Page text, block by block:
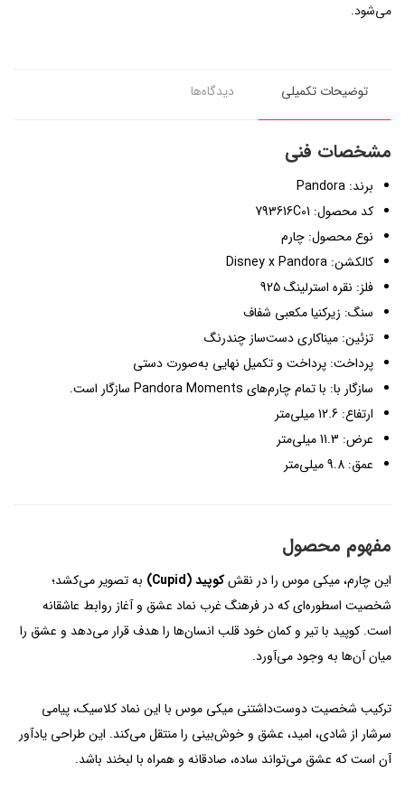
می‌شود.
توضیحات تکمیلی دیدگاه‌ها
مشخصات فنی
برند: Pandora
کد محصول: 793616C01
نوع محصول: چارم
کالکشن: Disney x Pandora
فلز: نقره استرلینگ 925
سنگ: زیرکنیا مکعبی شفاف
تزئین: میناکاری دست‌ساز چندرنگ
پرداخت: پرداخت و تکمیل نهایی به‌صورت دستی
سازگار با: با تمام چارم‌های Pandora Moments سازگار است.
ارتفاع: 12.6 میلی‌متر
عرض: 11.3 میلی‌متر
عمق: 9.8 میلی‌متر
مفهوم محصول
این چارم، میکی موس را در نقشکوپید (Cupid)
به تصویر می‌کشد؛
شخصیت اسطوره‌ای که در فرهنگ غرب نماد عشق و آغاز روابط عاشقانه
است. کوپید با تیر و کمان خود قلب انسان‌ها را هدف قرار می‌دهد و عشق را
میان آن‌ها به وجود می‌آورد.
ترکیب شخصیت دوست‌داشتنی میکی موس با این نماد کلاسیک، پیامی
سرشار از شادی، امید، عشق و خوش‌بینی را منتقل می‌کند. این طراحی یادآور
آن است که عشق می‌تواند ساده، صادقانه و همراه با لبخند باشد.